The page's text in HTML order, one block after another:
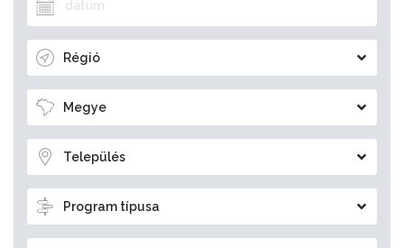
Régió
Megye
Település
Program típusa